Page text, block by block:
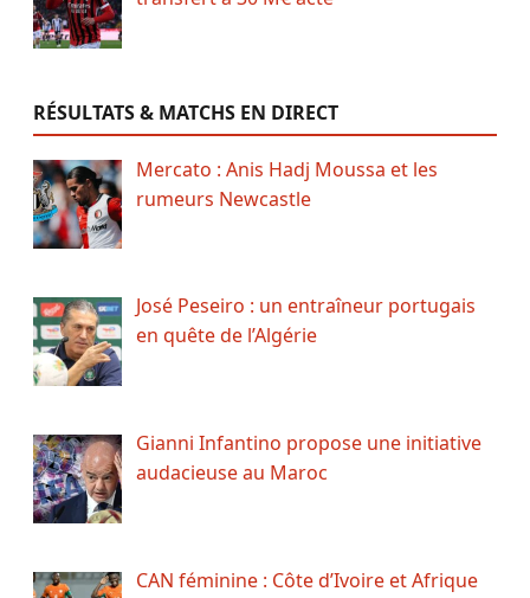
RÉSULTATS & MATCHS EN DIRECT
Mercato : Anis Hadj Moussa et les
rumeurs Newcastle
José Peseiro : un entraîneur portugais
en quête de l’Algérie
Gianni Infantino propose une initiative
audacieuse au Maroc
CAN féminine : Côte d’Ivoire et Afrique